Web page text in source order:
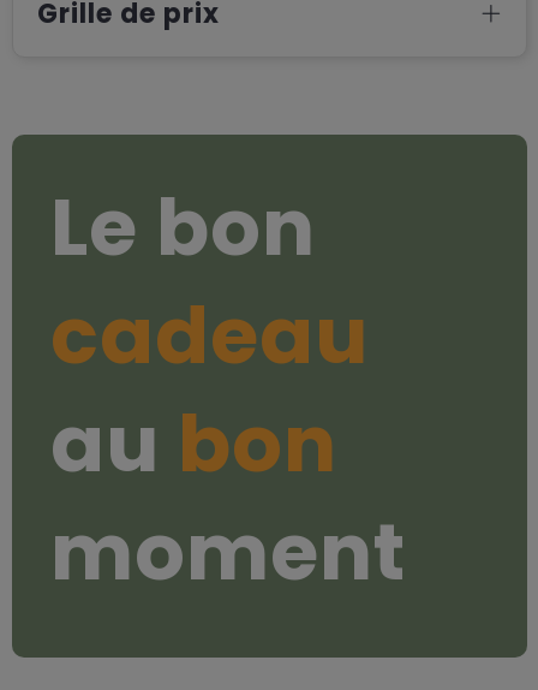
Grille de prix
Le bon
cadeau
au bon
moment